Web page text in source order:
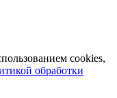
cookies,
обработки